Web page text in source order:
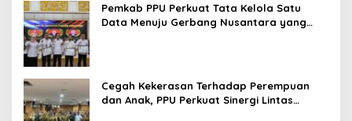
Pemkab PPU Perkuat Tata Kelola Satu
Data Menuju Gerbang Nusantara yang
Cegah Kekerasan Terhadap Perempuan
dan Anak, PPU Perkuat Sinergi Lintas